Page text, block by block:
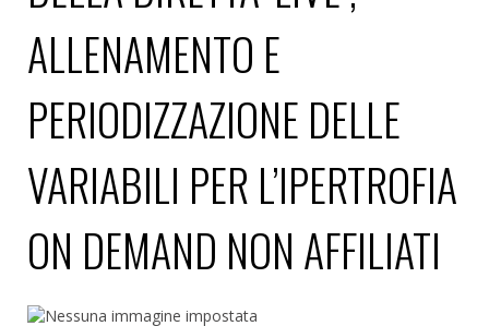
ALLENAMENTO E
PERIODIZZAZIONE DELLE
VARIABILI PER L’IPERTROFIA
ON DEMAND NON AFFILIATI